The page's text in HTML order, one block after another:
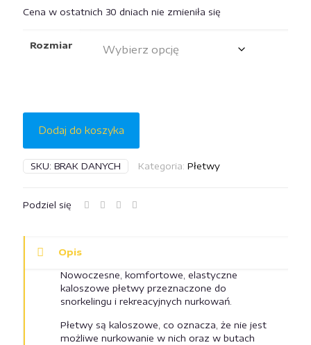
Cena w ostatnich 30 dniach nie zmieniła się
Rozmiar
Dodaj do koszyka
SKU: BRAK DANYCH Kategoria: Płetwy
Podziel się
Opis
Nowoczesne, komfortowe, elastyczne
kaloszowe płetwy przeznaczone do
snorkelingu i rekreacyjnych nurkowań.
Płetwy są kaloszowe, co oznacza, że nie jest
możliwe nurkowanie w nich oraz w butach